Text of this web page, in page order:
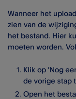
Wanneer het
zien van de
het bestand. Hier
moeten worden.
Klik op 'Nog
de vorige stap
Open het